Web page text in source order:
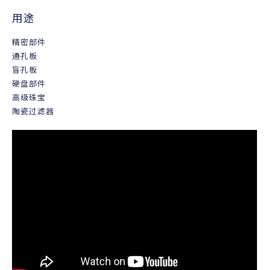
用途
精密部件
通孔板
盲孔板
硬盘部件
高级珠宝
陶瓷过滤器